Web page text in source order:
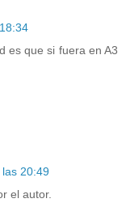
es que si fuera en A3
20:49
el autor.